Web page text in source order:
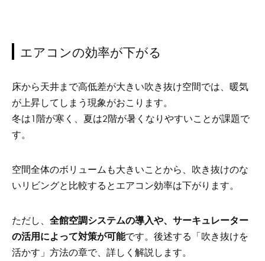
エアコンの効率が下がる
床から天井まで高低差が大きい吹き抜け空間では、暖気
が上昇してしまう現象がおこります。
冬は1階が寒く、夏は2階が暑くなりやすいことが課題で
す。
空間全体のボリュームも大きいことから、吹き抜けのな
いリビングと比較するとエアコン効率は下がります。
ただし、 全館空調システムの導入や、サーキュレーター
の活用によって対策が可能です。後述する「吹き抜けを
活かす」方法の章で、詳しく解説します。